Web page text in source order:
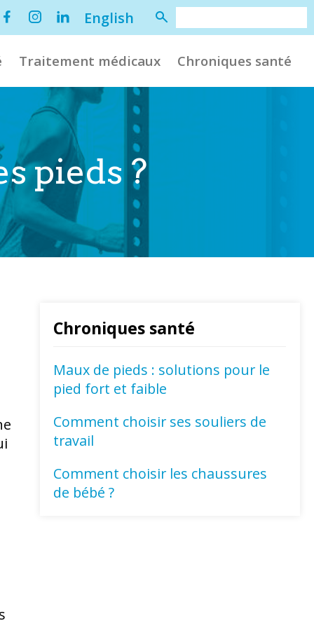
English
Traitement médicaux Chroniques santé
pieds ?
Chroniques santé
Maux de pieds : solutions pour le
pied fort et faible
Comment choisir ses souliers de
travail
Comment choisir les chaussures
de bébé ?